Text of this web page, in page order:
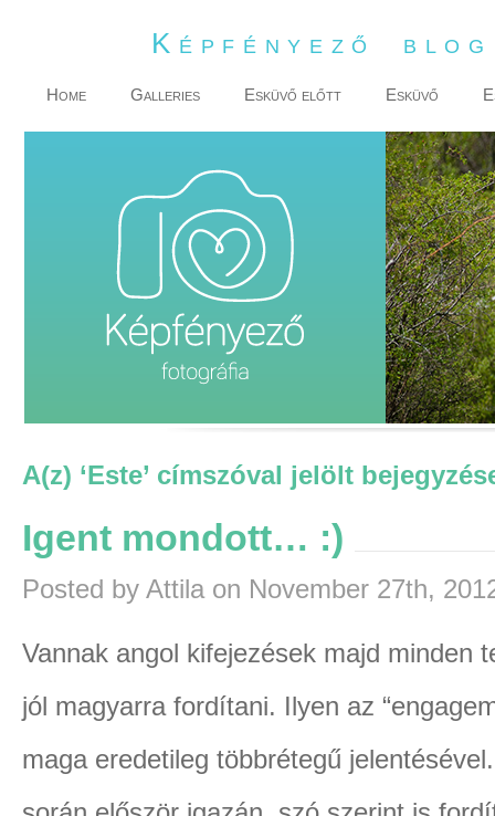
Képfényező
Home Galleries Esküvő előtt Esküvő
A(z) ‘Este’ címszóval jelölt
Igent mondott… :)
Posted by Attila on November 27th,
Vannak angol kifejezések majd minden
jól magyarra fordítani. Ilyen az
maga eredetileg többrétegű